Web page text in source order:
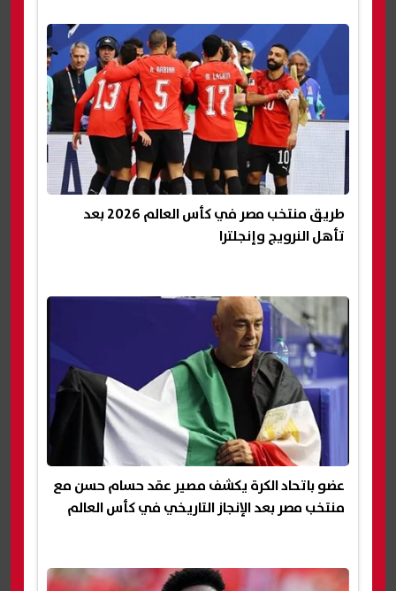
طريق منتخب مصر في كأس العالم 2026 بعد
تأهل النرويج وإنجلترا
عضو باتحاد الكرة يكشف مصير عقد حسام حسن مع
منتخب مصر بعد الإنجاز التاريخي في كأس العالم